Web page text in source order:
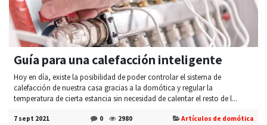
Guía para una calefacción inteligente
Hoy en día, existe la posibilidad de poder controlar el sistema de
calefacción de nuestra casa gracias a la domótica y regular la
temperatura de cierta estancia sin necesidad de calentar el resto de l...
7 sept 2021 0 2980 Artículos de domótica